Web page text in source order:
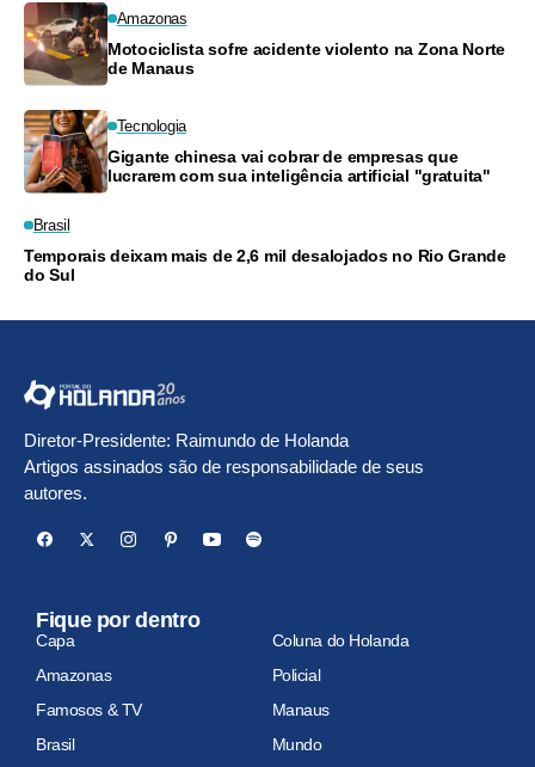
Amazonas
Motociclista sofre acidente violento na Zona Norte
de Manaus
Tecnologia
Gigante chinesa vai cobrar de empresas que
lucrarem com sua inteligência artificial "gratuita"
Brasil
Temporais deixam mais de 2,6 mil desalojados no Rio Grande
do Sul
Diretor-Presidente: Raimundo de Holanda
Artigos assinados são de responsabilidade de seus
autores.
Fique por dentro
Capa
Coluna do Holanda
Amazonas
Policial
Famosos & TV
Manaus
Brasil
Mundo